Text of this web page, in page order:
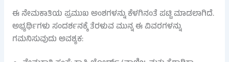
ಈ ನೇಮಕಾತಿಯ ಪ್ರಮುಖ ಅಂಶಗಳನ್ನು ಕೆಳಗಿನಂತೆ ಪಟ್ಟಿ ಮಾಡಲಾಗಿದೆ.
ಅಭ್ಯರ್ಥಿಗಳು ಸಂದರ್ಶನಕ್ಕೆ ತೆರಳುವ ಮುನ್ನ ಈ ವಿವರಗಳನ್ನು
ಗಮನಿಸುವುದು ಅವಶ್ಯಕ: